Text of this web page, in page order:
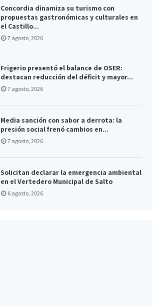
Concordia dinamiza su turismo con
propuestas gastronómicas y culturales en
el Castillo...
7 agosto, 2026
Frigerio presentó el balance de OSER:
destacan reducción del déficit y mayor...
7 agosto, 2026
Media sanción con sabor a derrota: la
presión social frenó cambios en...
7 agosto, 2026
Solicitan declarar la emergencia ambiental
en el Vertedero Municipal de Salto
6 agosto, 2026